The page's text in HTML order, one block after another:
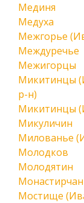
Мединя
Медуха
Межгорье
Междуречье
Межигорцы
Микитинцы
р-н)
Микитинцы
Микуличин
Милованье
Молодков
Молодятин
Мостище